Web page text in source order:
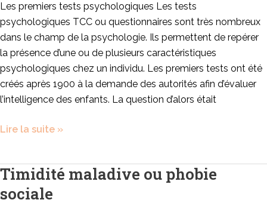
Les premiers tests psychologiques Les tests
psychologiques TCC ou questionnaires sont très nombreux
dans le champ de la psychologie. Ils permettent de repérer
la présence d’une ou de plusieurs caractéristiques
psychologiques chez un individu. Les premiers tests ont été
créés après 1900 à la demande des autorités afin d’évaluer
l’intelligence des enfants. La question d’alors était
Lire la suite »
Timidité maladive ou phobie
sociale
Timidité
maladive
ou